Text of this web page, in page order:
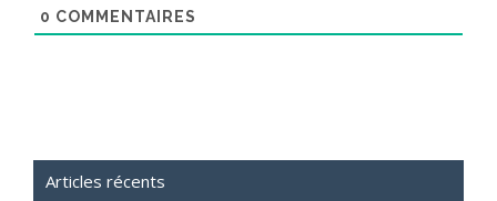
0 COMMENTAIRES
Articles récents